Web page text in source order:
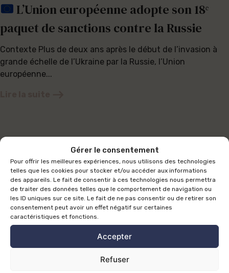
Gérer le consentement
Pour offrir les meilleures expériences, nous utilisons des technologies
telles que les cookies pour stocker et/ou accéder aux informations
des appareils. Le fait de consentir à ces technologies nous permettra
de traiter des données telles que le comportement de navigation ou
les ID uniques sur ce site. Le fait de ne pas consentir ou de retirer son
consentement peut avoir un effet négatif sur certaines
caractéristiques et fonctions.
Accepter
Refuser
L’Union européenne adopte son 18ᵉ
paquet de sanctions contre la Russie
Contexte Plus de deux ans après le début de l’invasion à
grande échelle de l’Ukraine par la Russie, l’Union
européenne...
Besoin d'un
accompagnement
juridique sur